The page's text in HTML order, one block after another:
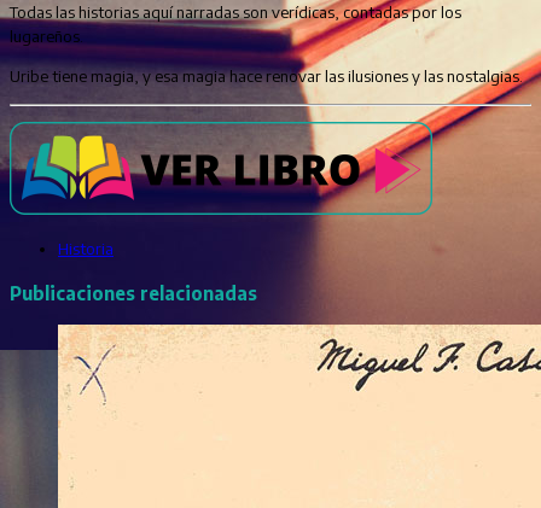
Todas las historias aquí narradas son verídicas, contadas por los
lugareños.
Uribe tiene magia, y esa magia hace renovar las ilusiones y las nostalgias.
Historia
Publicaciones relacionadas